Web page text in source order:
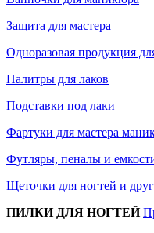
Защита для мастера
Одноразовая продукция
Палитры для лаков
Подставки под лаки
Фартуки для мастера
Футляры, пеналы и
Щеточки для ногтей и
ПИЛКИ ДЛЯ НОГТЕЙ